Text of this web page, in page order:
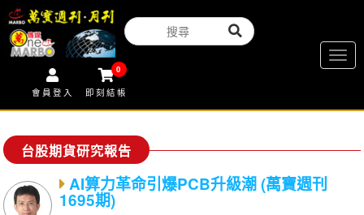
會員登入
0
即刻結帳
台股期貨研究報告
AI算力革命引爆PCB升級潮 (萬寶週刊
1695期)